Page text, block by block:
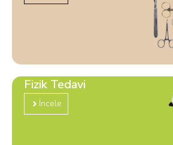
Fizik Tedavi
İncele